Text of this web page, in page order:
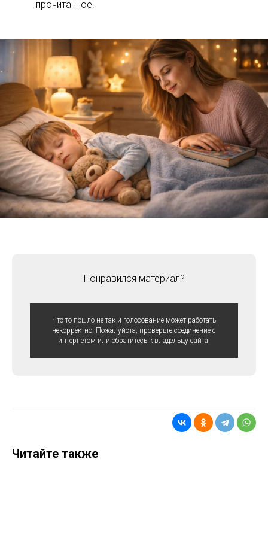
прочитанное.
Понравился материал?
Что-то пошло не так и голосование может работать
некорректно. Пожалуйста, проверьте соединение с
интернетом или обратитесь к владельцу сайта.
Читайте также